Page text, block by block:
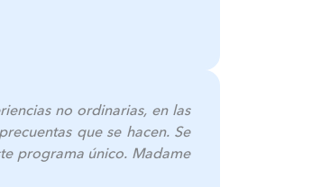
no ordinarias, en las
que se hacen. Se
programa único. Madame